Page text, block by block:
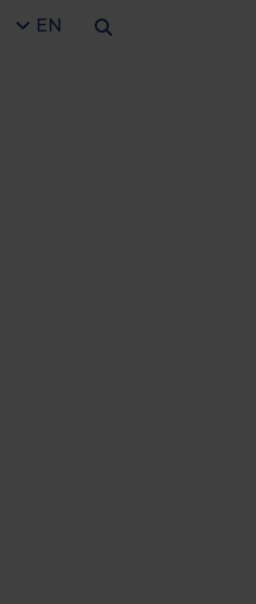
EN